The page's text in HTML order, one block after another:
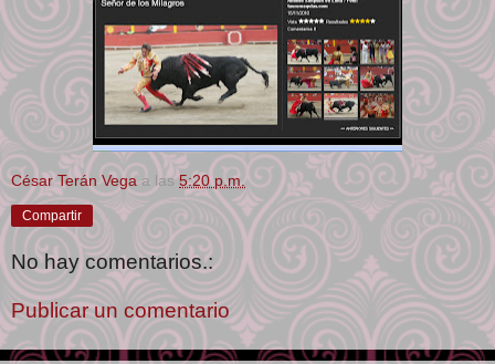
César Terán Vega a las5:20 p.m.
Compartir
No hay comentarios.:
Publicar un comentario